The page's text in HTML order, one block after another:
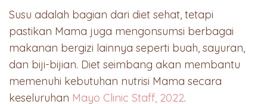
Susu adalah bagian dari diet sehat, tetapi
pastikan Mama juga mengonsumsi berbagai
makanan bergizi lainnya seperti buah, sayuran,
dan biji-bijian. Diet seimbang akan membantu
memenuhi kebutuhan nutrisi Mama secara
keseluruhan Mayo Clinic Staff, 2022.